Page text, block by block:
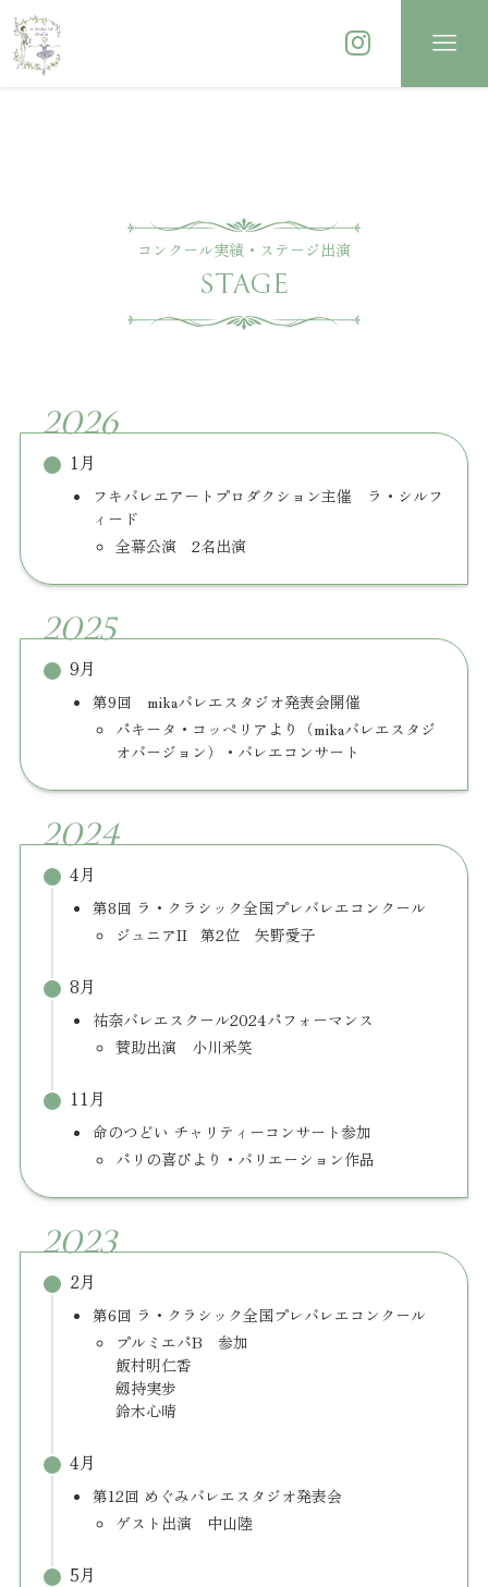
コンクール実績・ステージ出演
STAGE
2026
1月
フキバレエアートプロダクション主催 ラ・シルフ
ィード
全幕公演 2名出演
2025
9月
第9回 mikaバレエスタジオ発表会開催
パキータ・コッペリアより（mikaバレエスタジ
オバージョン）・バレエコンサート
2024
4月
第8回 ラ・クラシック全国プレバレエコンクール
ジュニアII 第2位 矢野愛子
8月
祐奈バレエスクール2024パフォーマンス
賛助出演 小川釆笑
11月
命のつどい チャリティーコンサート参加
パリの喜びより・バリエーション作品
2023
2月
第6回 ラ・クラシック全国プレバレエコンクール
プルミエパB 参加
飯村明仁香
劔持実歩
鈴木心晴
4月
第12回 めぐみバレエスタジオ発表会
ゲスト出演 中山陸
5月